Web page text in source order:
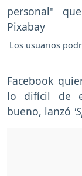
Los usuarios
Facebook
lo difícil de
bueno, lanzó